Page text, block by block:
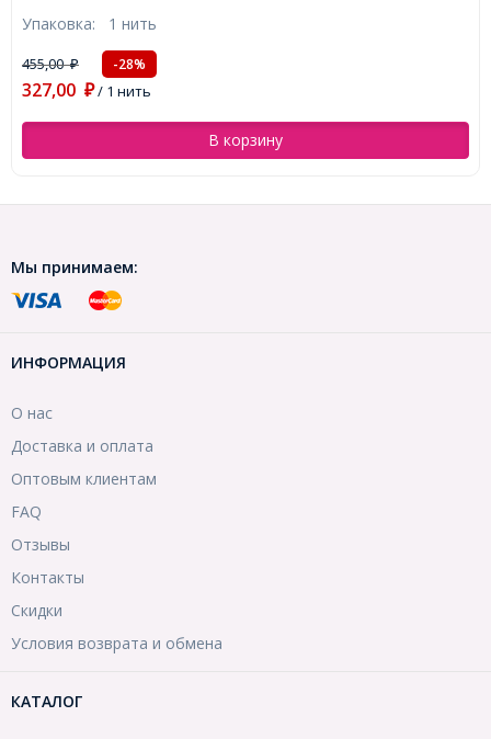
Упаковка: 1 нить
455,00₽ -28%
327,00 ₽/ 1 нить
В корзину
Мы принимаем:
ИНФОРМАЦИЯ
О нас
Доставка и оплата
Оптовым клиентам
FAQ
Отзывы
Контакты
Скидки
Условия возврата и обмена
КАТАЛОГ